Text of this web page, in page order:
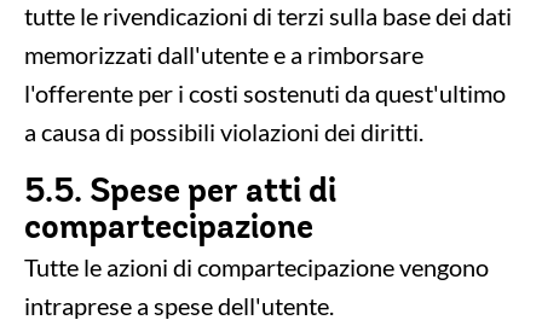
tutte le rivendicazioni di terzi sulla base dei dati
memorizzati dall'utente e a rimborsare
l'offerente per i costi sostenuti da quest'ultimo
a causa di possibili violazioni dei diritti.
5.5. Spese per atti di
compartecipazione
Tutte le azioni di compartecipazione vengono
intraprese a spese dell'utente.